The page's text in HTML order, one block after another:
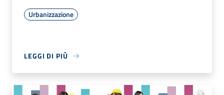
Urbanizzazione
LEGGI DI PIÙ